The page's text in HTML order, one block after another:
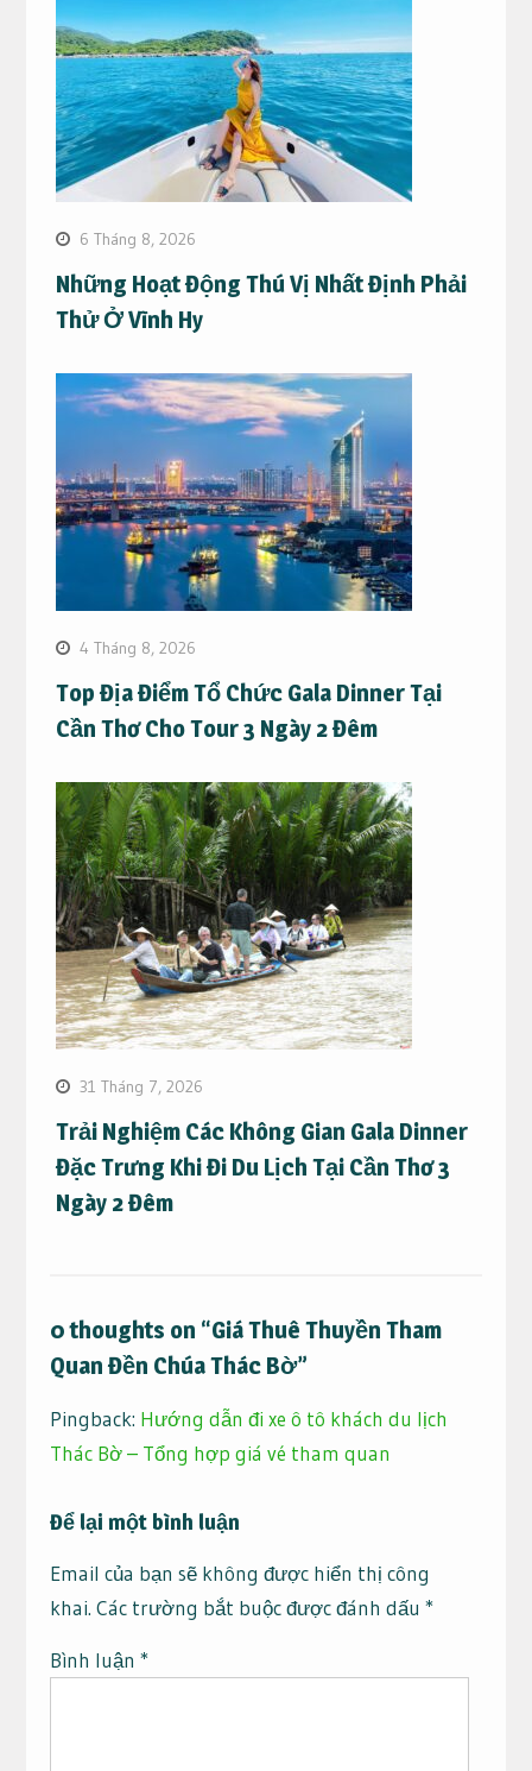
6 Tháng 8, 2026
Những Hoạt Động Thú Vị Nhất Định Phải
Thử Ở Vĩnh Hy
4 Tháng 8, 2026
Top Địa Điểm Tổ Chức Gala Dinner Tại
Cần Thơ Cho Tour 3 Ngày 2 Đêm
31 Tháng 7, 2026
Trải Nghiệm Các Không Gian Gala Dinner
Đặc Trưng Khi Đi Du Lịch Tại Cần Thơ 3
Ngày 2 Đêm
0 thoughts on “Giá Thuê Thuyền Tham
Quan Đền Chúa Thác Bờ”
Pingback: Hướng dẫn đi xe ô tô khách du lịch
Thác Bờ – Tổng hợp giá vé tham quan
Để lại một bình luận
Email của bạn sẽ không được hiển thị công
khai. Các trường bắt buộc được đánh dấu *
Bình luận *